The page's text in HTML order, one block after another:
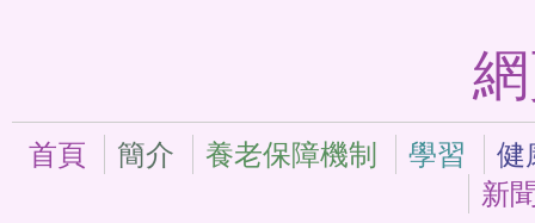
首頁 簡介 養老保障機制 學習
健
新